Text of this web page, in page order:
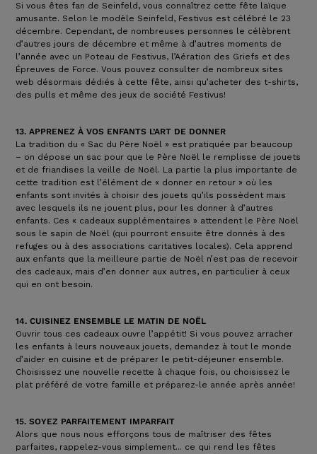
Si vous êtes fan de Seinfeld, vous connaîtrez cette fête laïque
amusante. Selon le modèle Seinfeld, Festivus est célébré le 23
décembre. Cependant, de nombreuses personnes le célèbrent
d’autres jours de décembre et même à d’autres moments de
l’année avec un Poteau de Festivus, l’Aération des Griefs et des
Épreuves de Force. Vous pouvez consulter de nombreux sites
web désormais dédiés à cette fête, ainsi qu’acheter des t-shirts,
des pulls et même des jeux de société Festivus!
13. APPRENEZ À VOS ENFANTS L’ART DE DONNER
La tradition du « Sac du Père Noël » est pratiquée par beaucoup
– on dépose un sac pour que le Père Noël le remplisse de jouets
et de friandises la veille de Noël. La partie la plus importante de
cette tradition est l’élément de « donner en retour » où les
enfants sont invités à choisir des jouets qu’ils possèdent mais
avec lesquels ils ne jouent plus, pour les donner à d’autres
enfants. Ces « cadeaux supplémentaires » attendent le Père Noël
sous le sapin de Noël (qui pourront ensuite être donnés à des
refuges ou à des associations caritatives locales). Cela apprend
aux enfants que la meilleure partie de Noël n’est pas de recevoir
des cadeaux, mais d’en donner aux autres, en particulier à ceux
qui en ont besoin.
14. CUISINEZ ENSEMBLE LE MATIN DE NOËL
Ouvrir tous ces cadeaux ouvre l’appétit! Si vous pouvez arracher
les enfants à leurs nouveaux jouets, demandez à tout le monde
d’aider en cuisine et de préparer le petit-déjeuner ensemble.
Choisissez une nouvelle recette à chaque fois, ou choisissez le
plat préféré de votre famille et préparez-le année après année!
15. SOYEZ PARFAITEMENT IMPARFAIT
Alors que nous nous efforçons tous de maîtriser des fêtes
parfaites, rappelez-vous simplement... ce qui rend les fêtes